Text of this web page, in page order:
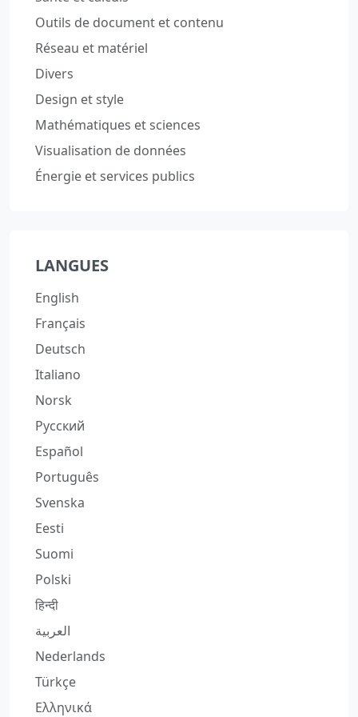
Outils de document et contenu
Réseau et matériel
Divers
Design et style
Mathématiques et sciences
Visualisation de données
Énergie et services publics
LANGUES
English
Français
Deutsch
Italiano
Norsk
Русский
Español
Português
Svenska
Eesti
Suomi
Polski
हिन्दी
العربية
Nederlands
Türkçe
Ελληνικά